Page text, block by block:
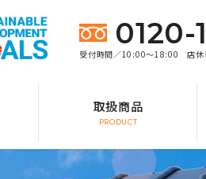
0120-
受付時間／10:00～18:00 店休
取扱商品
PRODUCT